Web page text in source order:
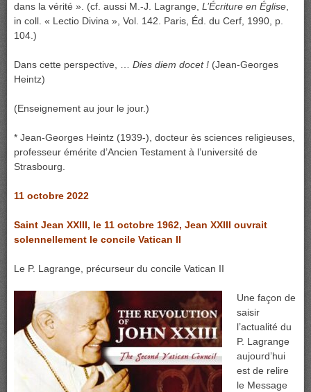
dans la vérité ». (cf. aussi M.-J. Lagrange, L’Écriture en Église
in coll. « Lectio Divina », Vol. 142. Paris, Éd. du Cerf, 1990, p.
104.)
Dans cette perspective, … Dies diem docet ! (Jean-Georges
Heintz)
(Enseignement au jour le jour.)
* Jean-Georges Heintz (1939-), docteur ès sciences religieuses,
professeur émérite d’Ancien Testament à l’université de
Strasbourg.
11 octobre 2022
Saint Jean XXIII, le 11 octobre 1962, Jean XXIII ouvrait
solennellement le concile Vatican II
Le P. Lagrange, précurseur du concile Vatican II
Une façon de
saisir
l’actualité du
P. Lagrange
aujourd’hui
est de relire
le Message